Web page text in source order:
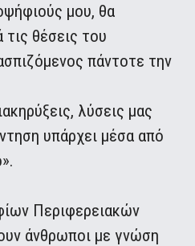
μου, θα
θέσεις του
πάντοτε την
λύσεις μας
υπάρχει μέσα από
Περιφερειακών
άνθρωποι με γνώση